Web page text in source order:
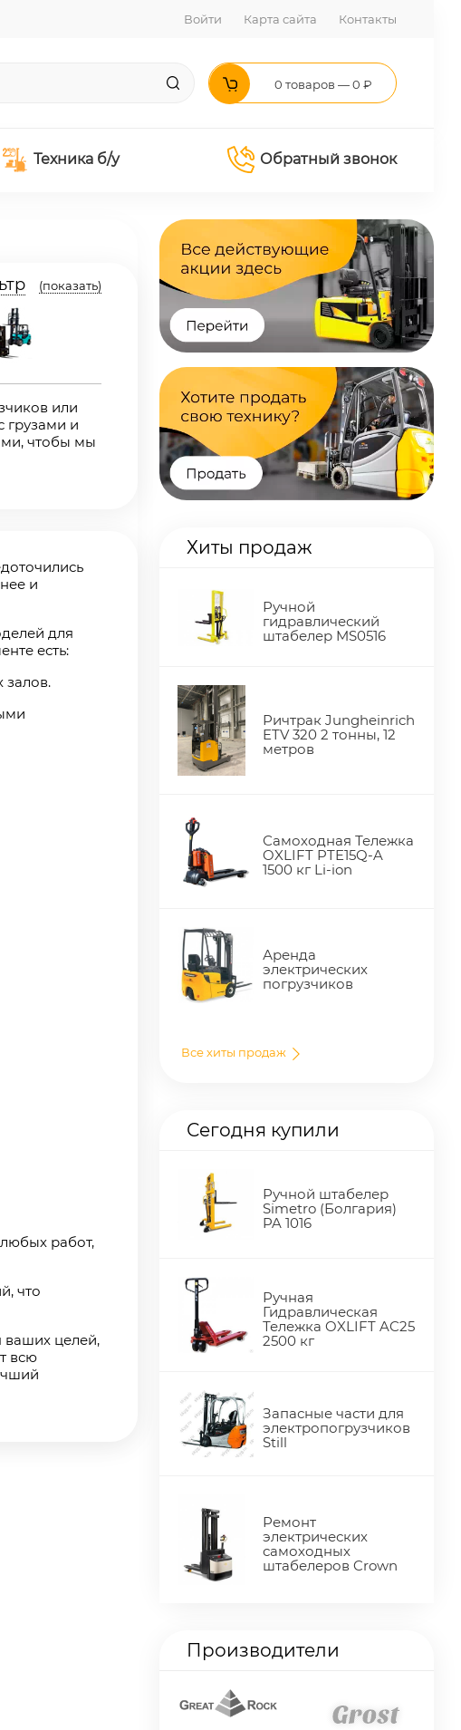
Войти Карта сайта Контакты
0 товаров — 0 ₽
Техника б/у Обратный звонок
(показать)
или
грузами и
чтобы мы
и
для
есть:
залов.
работ,
что
ваших целей,
всю
Хиты продаж
Ручной
гидравлический
штабелер MS0516
Ричтрак Jungheinrich
ETV 320 2 тонны, 12
метров
Самоходная Тележка
OXLIFT PTE15Q-A
1500 кг Li-ion
Аренда
электрических
погрузчиков
Все хиты продаж
Сегодня купили
Ручной штабелер
Simetro (Болгария)
PA 1016
Ручная
Гидравлическая
Тележка OXLIFT AC25
2500 кг
Запасные части для
электропогрузчиков
Still
Ремонт
электрических
самоходных
штабелеров Crown
Производители